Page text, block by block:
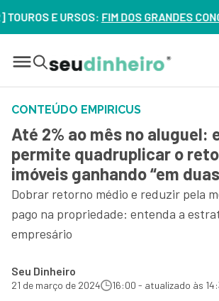
E URSOS:FIM DOS GRANDES
CONTEÚDO EMPIRICUS
Até 2% ao mês no aluguel:
permite quadruplicar o
imóveis ganhando “em
Dobrar retorno médio e reduzir pela
pago na propriedade: entenda a
empresário
Seu Dinheiro
21 de março de 2024 16:00 - atualizado às